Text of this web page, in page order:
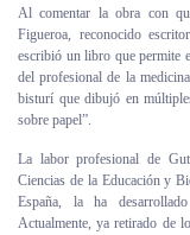
Al comentar la obra con
Figueroa, reconocido
escribió un libro que permite
del profesional de la
bisturí que dibujó en
sobre papel”.
La labor profesional de
Ciencias de la Educación y
España, la ha
Actualmente, ya retirado de